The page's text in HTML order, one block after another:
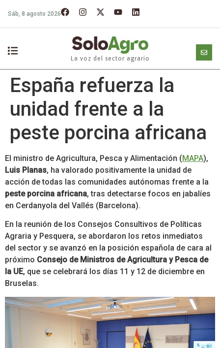
Sáb, 8 agosto 2026
La voz del sector agrario
España refuerza la
unidad frente a la
peste porcina africana
El ministro de Agricultura, Pesca y Alimentación (MAPA),
Luis Planas, ha valorado positivamente la unidad de
acción de todas las comunidades autónomas frente a la
peste porcina africana, tras detectarse focos en jabalíes
en Cerdanyola del Vallés (Barcelona).
En la reunión de los Consejos Consultivos de Políticas
Agraria y Pesquera, se abordaron los retos inmediatos
del sector y se avanzó en la posición española de cara al
próximo Consejo de Ministros de Agricultura y Pesca de
la UE, que se celebrará los días 11 y 12 de diciembre en
Bruselas.